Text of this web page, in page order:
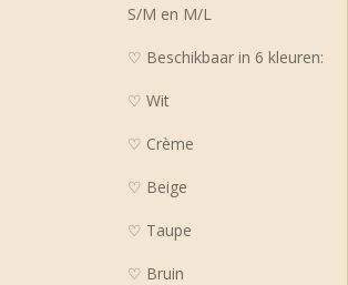
S/M en M/L
♡ Beschikbaar in 6 kleuren:
♡ Wit
♡ Crème
♡ Beige
♡ Taupe
♡ Bruin